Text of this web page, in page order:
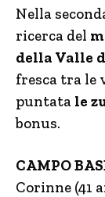
Nella
ricerca del
della Valle
fresca tra le
puntata le
bonus.
CAMPO
Corinne (41